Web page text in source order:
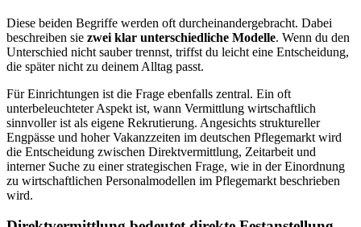
Diese beiden Begriffe werden oft durcheinandergebracht. Dabei
beschreiben sie zwei klar unterschiedliche Modelle. Wenn du den
Unterschied nicht sauber trennst, triffst du leicht eine Entscheidung,
die später nicht zu deinem Alltag passt.
Für Einrichtungen ist die Frage ebenfalls zentral. Ein oft
unterbeleuchteter Aspekt ist, wann Vermittlung wirtschaftlich
sinnvoller ist als eigene Rekrutierung. Angesichts struktureller
Engpässe und hoher Vakanzzeiten im deutschen Pflegemarkt wird
die Entscheidung zwischen Direktvermittlung, Zeitarbeit und
interner Suche zu einer strategischen Frage, wie in der Einordnung
zu wirtschaftlichen Personalmodellen im Pflegemarkt beschrieben
wird.